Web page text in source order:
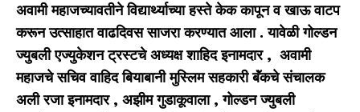
अवामी महाजच्यावतीने विद्यार्थ्याच्या हस्ते केक कापून व खाऊ वाटप
करून उत्साहात वाढदिवस साजरा करण्यात आला . यावेळी गोल्डन
ज्युबली एज्युकेशन ट्रस्टचे अध्यक्ष शाहिद इनामदार , अवामी
महाजचे सचिव वाहिद बियाबानी मुस्लिम सहकारी बॅंकचे संचालक
अली रजा इनामदार , अझीम गुडाकूवाला ,गोल्डन ज्युबली